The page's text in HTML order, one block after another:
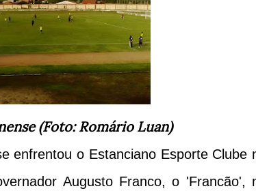
(Foto: Romário Luan)
enfrentou o Estanciano Esporte Clube
Augusto Franco, o 'Francão',